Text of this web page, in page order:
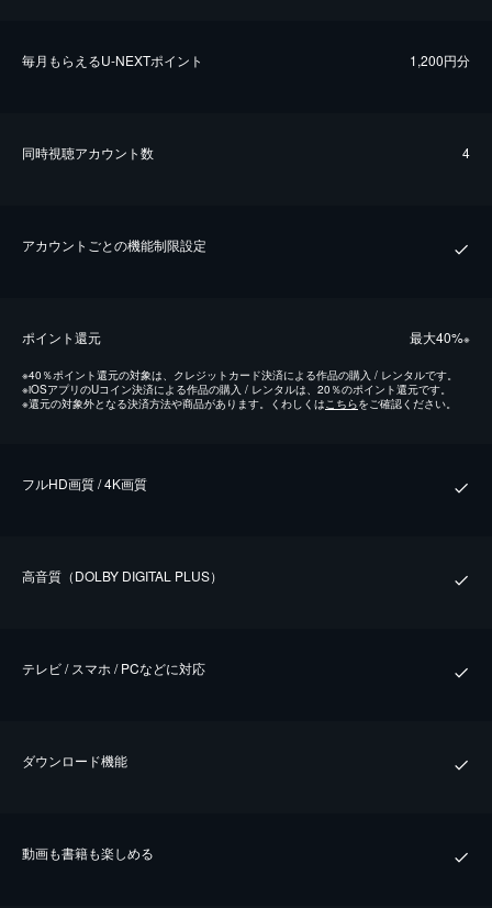
毎⽉もらえるU-NEXTポイント 1,200円分
同時視聴アカウント数 4
アカウントごとの機能制限設定
ポイント還元 最⼤40%※
※40％ポイント還元の対象は、クレジットカード決済による作品の購入 / レンタルです。
※iOSアプリのUコイン決済による作品の購入 / レンタルは、20％のポイント還元です。
※還元の対象外となる決済方法や商品があります。くわしくはこちらをご確認ください。
フルHD画質 / 4K画質
⾼⾳質（DOLBY DIGITAL PLUS）
テレビ / スマホ / PCなどに対応
ダウンロード機能
動画も書籍も楽しめる